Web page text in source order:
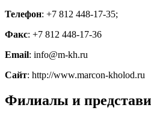
Телефон: +7 812 448-17-35;
Факс: +7 812 448-17-36
Email: info@m-kh.ru
Сайт: http://www.marcon-kholod.ru
Филиалы и